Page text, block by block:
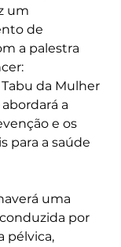
um
de
a palestra
da Mulher
a
e os
para a saúde
uma
por
pélvica,